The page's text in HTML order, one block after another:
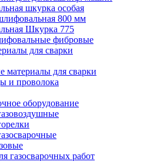
шкурка особая
800 мм
Шкурка 775
фибровые
для сварки
материалы для сварки
и проволока
оборудование
газосварочных работ